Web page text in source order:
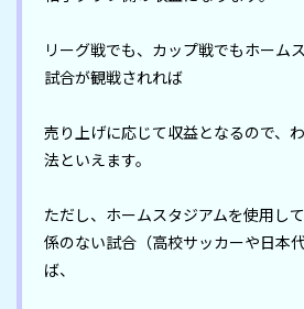
リーグ戦でも、カップ戦でもホーム
試合が観戦されれば
売り上げに応じて収益となるので、
法といえます。
ただし、ホームスタジアムを使用し
係のない試合（高校サッカーや日本
ば、